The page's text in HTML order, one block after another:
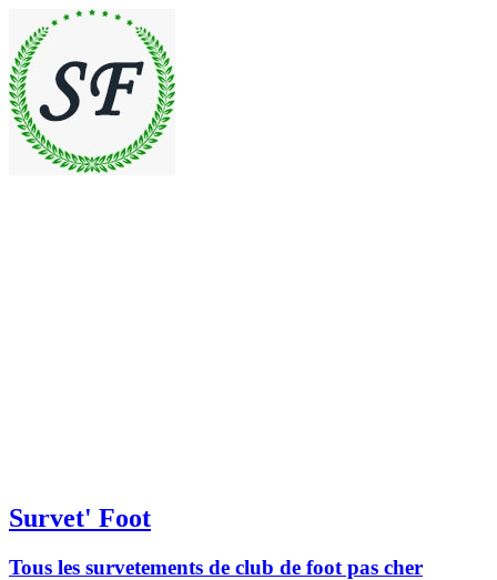
Survet' Foot
Tous les survetements de club de foot pas cher